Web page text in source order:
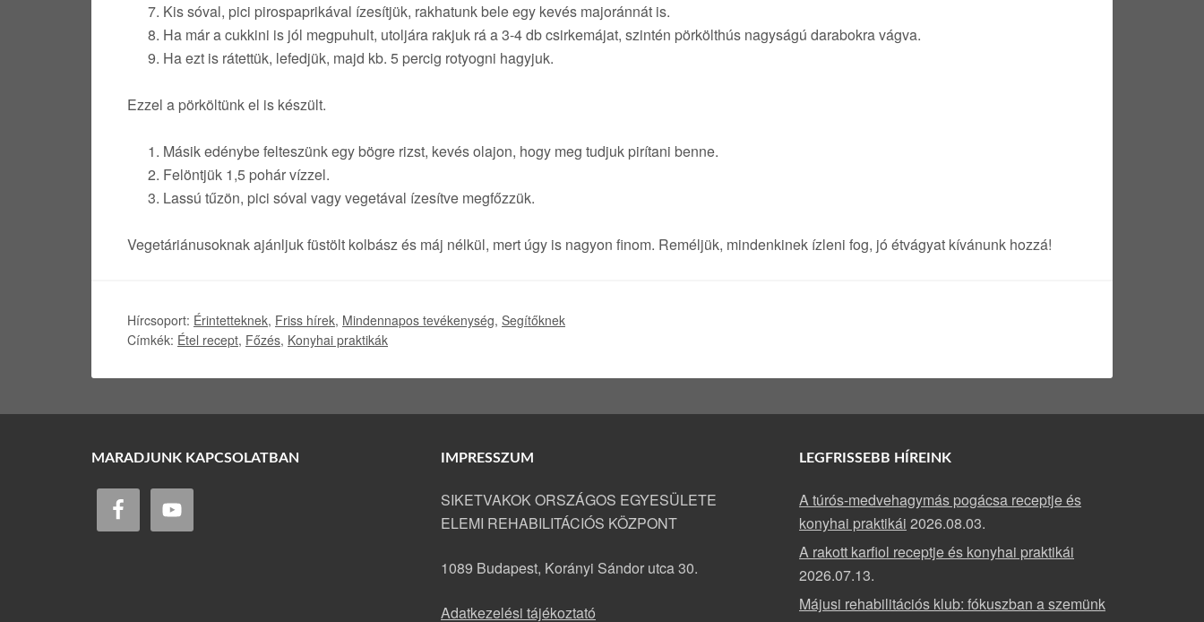
Kis sóval, pici pirospaprikával ízesítjük, rakhatunk bele egy kevés majoránnát is.
Ha már a cukkini is jól megpuhult, utoljára rakjuk rá a 3-4 db csirkemájat, szintén pörkölthús nagyságú darabokra vágva.
Ha ezt is rátettük, lefedjük, majd kb. 5 percig rotyogni hagyjuk.
Ezzel a pörköltünk el is készült.
Másik edénybe felteszünk egy bögre rizst, kevés olajon, hogy meg tudjuk pirítani benne.
Felöntjük 1,5 pohár vízzel.
Lassú tűzön, pici sóval vagy vegetával ízesítve megfőzzük.
Vegetáriánusoknak ajánljuk füstölt kolbász és máj nélkül, mert úgy is nagyon finom. Reméljük, mindenkinek ízleni fog, jó étvágyat kívánunk hozzá!
Hírcsoport: Érintetteknek, Friss hírek, Mindennapos tevékenység, Segítőknek
Címkék: Étel recept, Főzés, Konyhai praktikák
MARADJUNK KAPCSOLATBAN IMPRESSZUM
SIKETVAKOK ORSZÁGOS EGYESÜLETE
ELEMI REHABILITÁCIÓS KÖZPONT
1089 Budapest, Korányi Sándor utca 30.
Adatkezelési tájékoztató
LEGFRISSEBB HÍREINK
A túrós-medvehagymás pogácsa receptje és
konyhai praktikái 2026.08.03.
A rakott karfiol receptje és konyhai praktikái
2026.07.13.
Májusi rehabilitációs klub: fókuszban a szemünk